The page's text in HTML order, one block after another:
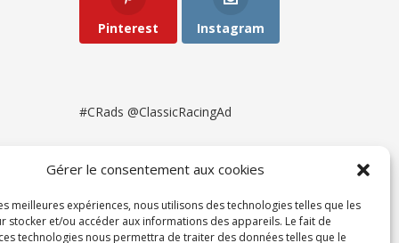
Gérer le consentement aux cookies
meilleures expériences, nous utilisons des technologies telles que les
stocker et/ou accéder aux informations des appareils. Le fait de
technologies nous permettra de traiter des données telles que le
Pinterest Instagram
#CRads @ClassicRacingAd